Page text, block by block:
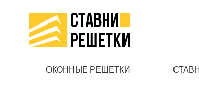
ОКОННЫЕ РЕШЕТКИ